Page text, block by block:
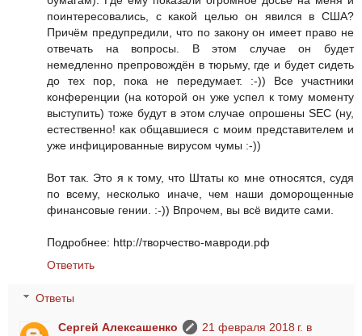
поинтересовались, с какой целью он явился в США?
Причём предупредили, что по закону он имеет право не
отвечать на вопросы. В этом случае он будет
немедленно препровождён в тюрьму, где и будет сидеть
до тех пор, пока не передумает. :-)) Все участники
конференции (на которой он уже успел к тому моменту
выступить) тоже будут в этом случае опрошены SEC (ну,
естественно! как общавшиеся с моим представителем и
уже инфицированные вирусом чумы :-))
Вот так. Это я к тому, что Штаты ко мне относятся, судя
по всему, несколько иначе, чем наши доморощенные
финансовые гении. :-)) Впрочем, вы всё видите сами.
Подробнее: http://творчество-мавроди.рф
Ответить
Ответы
Сергей Алексашенко
21 февраля 2018 г. в